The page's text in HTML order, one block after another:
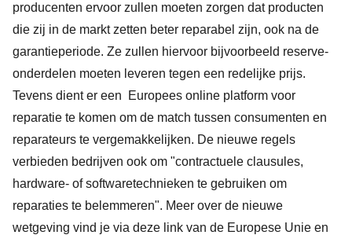
producenten ervoor zullen moeten zorgen dat producten
die zij in de markt zetten beter reparabel zijn, ook na de
garantieperiode. Ze zullen hiervoor bijvoorbeeld reserve-
onderdelen moeten leveren tegen een redelijke prijs.
Tevens dient er een Europees online platform voor
reparatie te komen om de match tussen consumenten en
reparateurs te vergemakkelijken. De nieuwe regels
verbieden bedrijven ook om "contractuele clausules,
hardware- of softwaretechnieken te gebruiken om
reparaties te belemmeren". Meer over de nieuwe
wetgeving vind je via deze link van de Europese Unie en